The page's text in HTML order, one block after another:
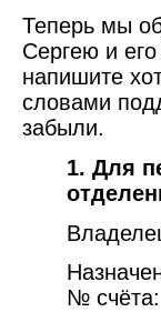
Теперь мы
Сергею и
напишите
словами
забыли.
1. Для
№ счёта: